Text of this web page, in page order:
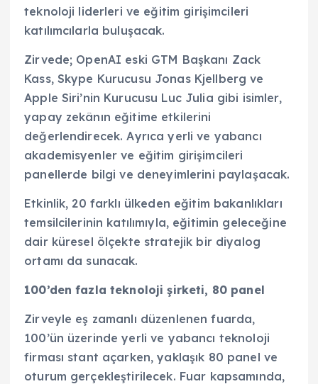
teknoloji liderleri ve eğitim girişimcileri
katılımcılarla buluşacak.
Zirvede; OpenAI eski GTM Başkanı Zack
Kass, Skype Kurucusu Jonas Kjellberg ve
Apple Siri’nin Kurucusu Luc Julia gibi isimler,
yapay zekânın eğitime etkilerini
değerlendirecek. Ayrıca yerli ve yabancı
akademisyenler ve eğitim girişimcileri
panellerde bilgi ve deneyimlerini paylaşacak.
Etkinlik, 20 farklı ülkeden eğitim bakanlıkları
temsilcilerinin katılımıyla, eğitimin geleceğine
dair küresel ölçekte stratejik bir diyalog
ortamı da sunacak.
100’den fazla teknoloji şirketi, 80 panel
Zirveyle eş zamanlı düzenlenen fuarda,
100’ün üzerinde yerli ve yabancı teknoloji
firması stant açarken, yaklaşık 80 panel ve
oturum gerçekleştirilecek. Fuar kapsamında,